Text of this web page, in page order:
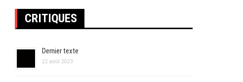
CRITIQUES
Dernier texte
22 août 2023